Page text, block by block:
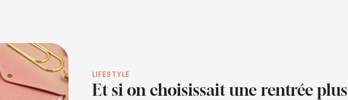
LIFESTYLE
Et si on choisissait une rentrée plus